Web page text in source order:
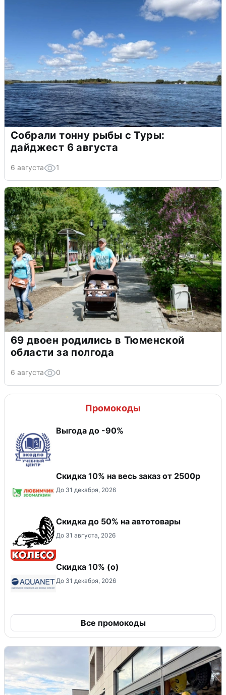
Собрали тонну рыбы с Туры:
дайджест 6 августа
6 августа 1
69 двоен родились в Тюменской
области за полгода
6 августа 0
Промокоды
Выгода до -90%
Скидка 10% на весь заказ от 2500р
До 31 декабря, 2026
Скидка до 50% на автотовары
До 31 августа, 2026
Скидка 10% (о)
До 31 декабря, 2026
Все промокоды